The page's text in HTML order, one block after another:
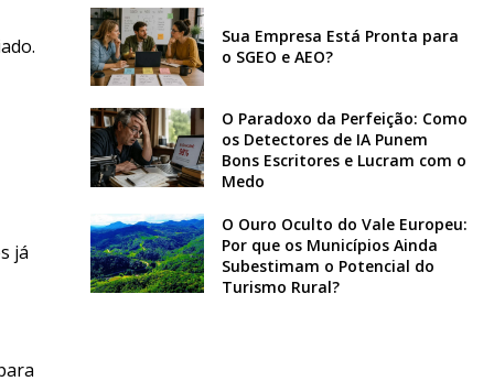
já
Sua Empresa Está Pronta para
o SGEO e AEO?
O Paradoxo da Perfeição: Como
os Detectores de IA Punem
Bons Escritores e Lucram com o
Medo
O Ouro Oculto do Vale Europeu:
Por que os Municípios Ainda
Subestimam o Potencial do
Turismo Rural?